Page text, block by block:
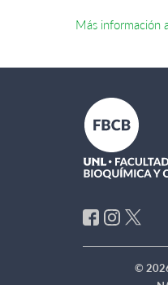
Más información
©